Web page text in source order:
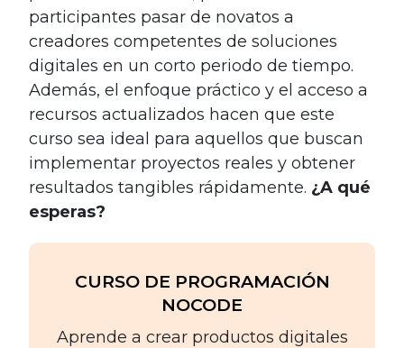
participantes pasar de novatos a
creadores competentes de soluciones
digitales en un corto periodo de tiempo.
Además, el enfoque práctico y el acceso a
recursos actualizados hacen que este
curso sea ideal para aquellos que buscan
implementar proyectos reales y obtener
resultados tangibles rápidamente. ¿A qué
esperas?
CURSO DE PROGRAMACIÓN
NOCODE
Aprende a crear productos digitales